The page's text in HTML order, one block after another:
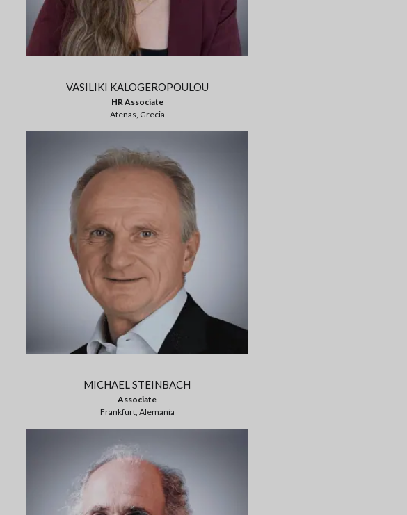
VASILIKI KALOGEROPOULOU
HR Associate
Atenas, Grecia
MICHAEL STEINBACH
Associate
Frankfurt, Alemania